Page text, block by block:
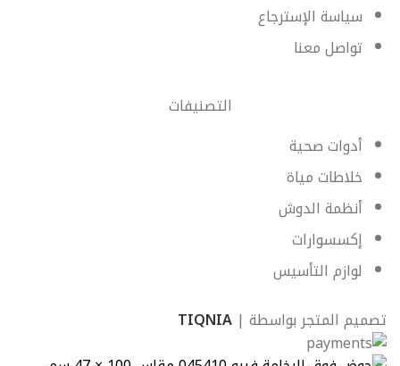
سياسة الإسترجاع
تواصل معنا
التصنيفات
أدوات صحية
خلاطات مياة
أنظمة الدوش
إكسسوارات
لوازم التأسيس
تصميم المتجر بواسطة | TIQNIA